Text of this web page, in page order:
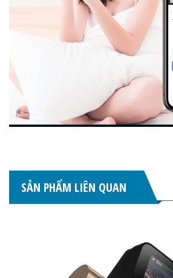
SẢN PHẨM LIÊN QUAN